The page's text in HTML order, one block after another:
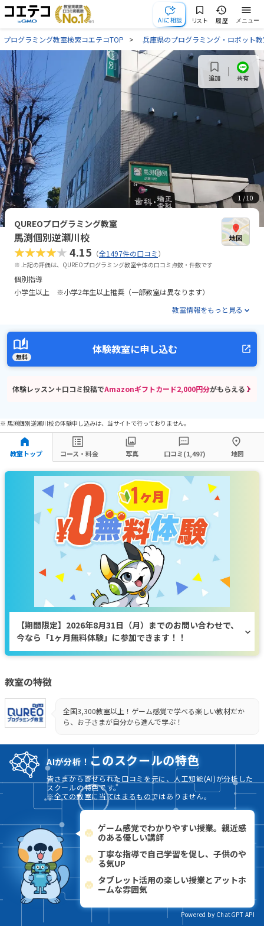
AIに相談 リスト 履歴 メニュー
プログラミング教室検索コエテコTOP 兵庫県のプログラミング・ロボット
1 / 10
追加 共有
QUREOプログラミング教室
馬渕個別逆瀬川校
★★★★★4.15 （全1497件の口コミ）
※ 上記の評価は、QUREOプログラミング教室全体の口コミ点数・件数です
個別指導
小学生以上 ※小学2年生以上推奨（一部教室は異なります）
教室情報をもっと見る
無料
体験教室に申し込む
体験レッスン＋口コミ投稿でAmazonギフトカード2,000円分がもらえる！
※ 馬渕個別逆瀬川校の体験申し込みは、当サイトで行っておりません。
教室トップ コース・料金 写真 口コミ(1,497) 地図
【期間限定】2026年8月31日（月）までのお問い合わせで、
今なら「1ヶ月無料体験」に参加できます！！
教室の特徴
全国3,300教室以上！ゲーム感覚で学べる楽しい教材だか
ら、お子さまが自分から進んで学ぶ！
AIが分析！ このスクールの特色
皆さまから寄せられた口コミを元に、人工知能(AI)が分析した
スクールの特色です。
※全ての教室に当てはまるものではありません。
ゲーム感覚でわかりやすい授業。親近感
のある優しい講師
丁寧な指導で自己学習を促し、子供のや
る気UP
タブレット活用の楽しい授業とアットホ
ームな雰囲気
Powered by ChatGPT API